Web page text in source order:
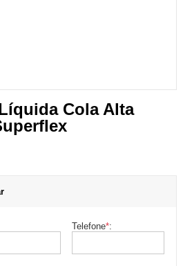
Cola Alta
Telefone*: